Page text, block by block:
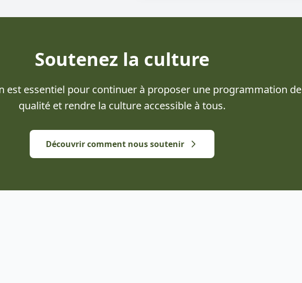
Soutenez la culture
est essentiel pour continuer à proposer une programmation de
qualité et rendre la culture accessible à tous.
Découvrir comment nous soutenir